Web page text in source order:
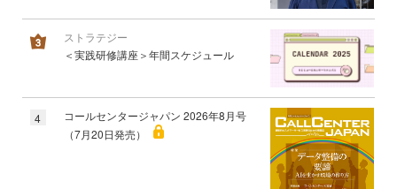
ストラテジー
＜実践研修講座＞年間スケジュール
4
コールセンタージャパン 2026年8月号
（7月20日発売）